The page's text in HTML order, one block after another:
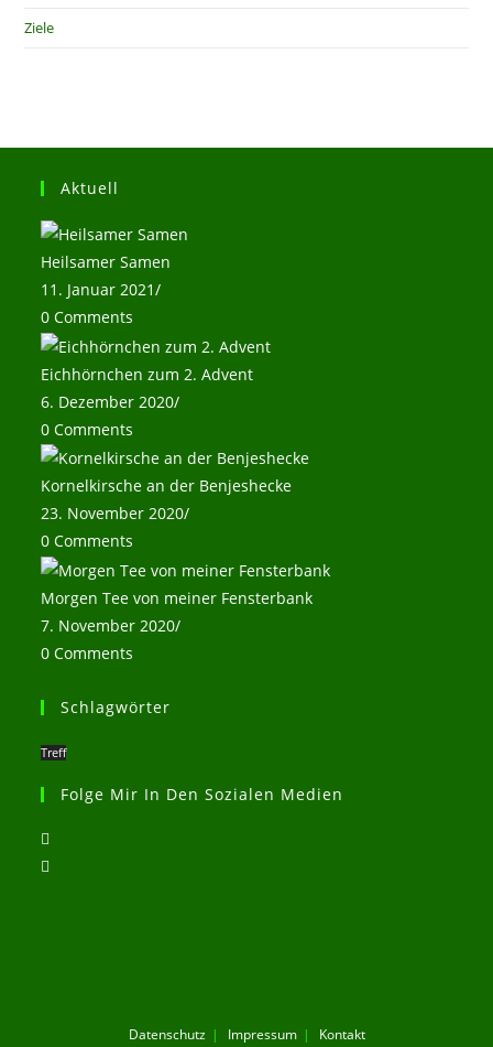
Ziele
Aktuell
Heilsamer Samen
11. Januar 2021/
0 Comments
Eichhörnchen zum 2. Advent
6. Dezember 2020/
0 Comments
Kornelkirsche an der Benjeshecke
23. November 2020/
0 Comments
Morgen Tee von meiner Fensterbank
7. November 2020/
0 Comments
Schlagwörter
Treff
Folge Mir In Den Sozialen Medien
Datenschutz Impressum Kontakt